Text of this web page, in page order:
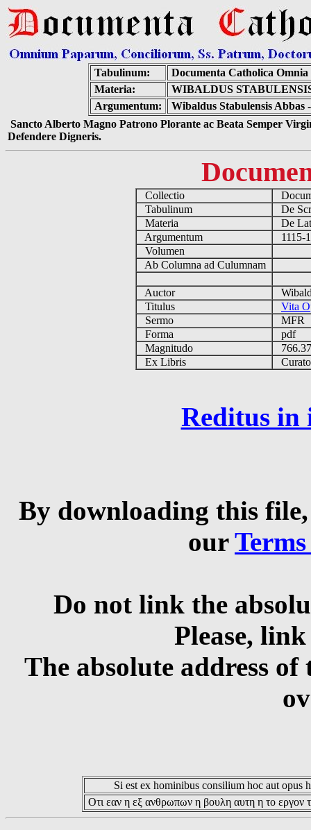
Tabulinum:
Documenta Catholica Omnia
Materia:
WIBALDUS
Argumentum:
Wibaldus Stabulensis
Sancto Alberto Magno Patrono Plorante ac Beata Semper
Defendere Digneris.
Collectio
Tabulinum
De
Materia
De
Argumentum
1115-
Volumen
Ab Columna ad Culumnam
Auctor
Titulus
Vita
Sermo
MFR
Forma
pdf
Magnitudo
Ex Libris
Reditus in
By downloading this
our
Do not link the
Please,
The absolute address
Si est ex hominibus consilium hoc aut opus
Οτι εαν η εξ ανθρωπων η βουλη αυτη η το εργον